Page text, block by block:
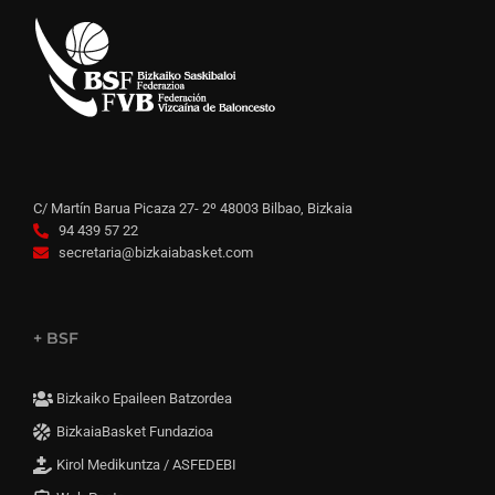
C/ Martín Barua Picaza 27- 2º 48003 Bilbao, Bizkaia
94 439 57 22
secretaria@bizkaiabasket.com
+ BSF
Bizkaiko Epaileen Batzordea
BizkaiaBasket Fundazioa
Kirol Medikuntza / ASFEDEBI